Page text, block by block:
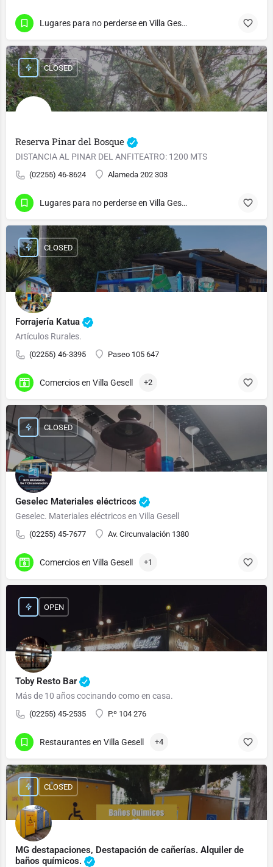
Lugares para no perderse en Villa Gesell
Reserva Pinar del Bosque
DISTANCIA AL PINAR DEL ANFITEATRO: 1200 MTS
(02255) 46-8624 Alameda 202 303
CLOSED
Lugares para no perderse en Villa Gesell
Forrajería Katua
Artículos Rurales.
(02255) 46-3395 Paseo 105 647
CLOSED
Comercios en Villa Gesell +2
Geselec Materiales eléctricos
Geselec. Materiales eléctricos en Villa Gesell
(02255) 45-7677 Av. Circunvalación 1380
CLOSED
Comercios en Villa Gesell +1
Toby Resto Bar
Más de 10 años cocinando como en casa.
(02255) 45-2535 P.º 104 276
OPEN
Restaurantes en Villa Gesell +4
MG destapaciones, Destapación de cañerías. Alquiler de
baños químicos.
CLOSED